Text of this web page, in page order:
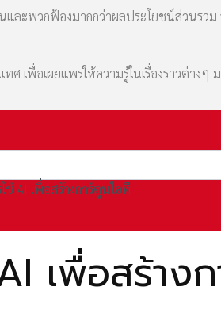
ละพวกฟ้องมากกว่าผลประโยชน์ส่วนร
เพื่อเผยแพร่ให้ความรู้ในเรื่องราวต่างๆ
AI เพื่อสร้างการ์ตูนไอที
เพื่อสร้าง